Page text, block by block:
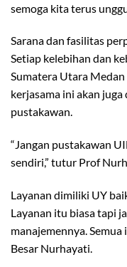
semoga kita terus
Sarana dan fasilitas
Setiap kelebihan dan
Sumatera Utara
kerjasama ini akan
pustakawan.
“Jangan pustakawan
sendiri,” tutur Prof
Layanan dimiliki UY
Layanan itu biasa tapi
manajemennya.
Besar Nurhayati.